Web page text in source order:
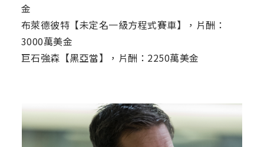
金
布萊德彼特【未定名一級方程式賽車】，片酬：
3000萬美金
巨石強森【黑亞當】，片酬：2250萬美金